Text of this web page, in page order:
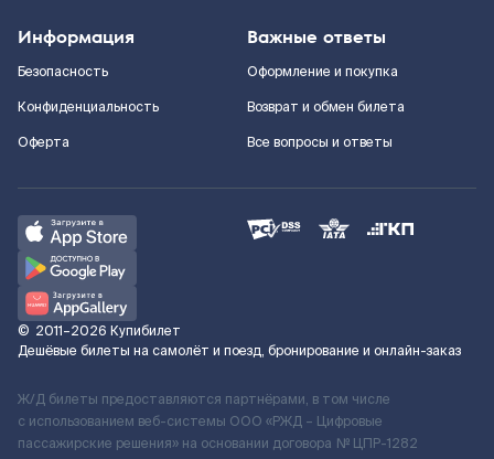
Информация
Безопасность
Конфиденциальность
Оферта
Важные ответы
Оформление и покупка
Возврат и обмен билета
Все вопросы и ответы
© 2011–2026 Купибилет
Дешёвые билеты на самолёт и поезд, бронирование и онлайн-заказ
Ж/Д билеты предоставляются партнёрами, в том числе
с использованием веб-системы ООО «РЖД – Цифровые
пассажирские решения» на основании договора № ЦПР-1282